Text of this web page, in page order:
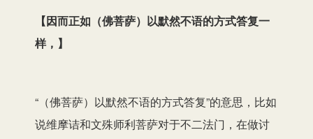
【因而正如（佛菩萨）以默然不语的方式答复一
样，】
“（佛菩萨）以默然不语的方式答复”的意思，比如
说维摩诘和文殊师利菩萨对于不二法门，在做讨